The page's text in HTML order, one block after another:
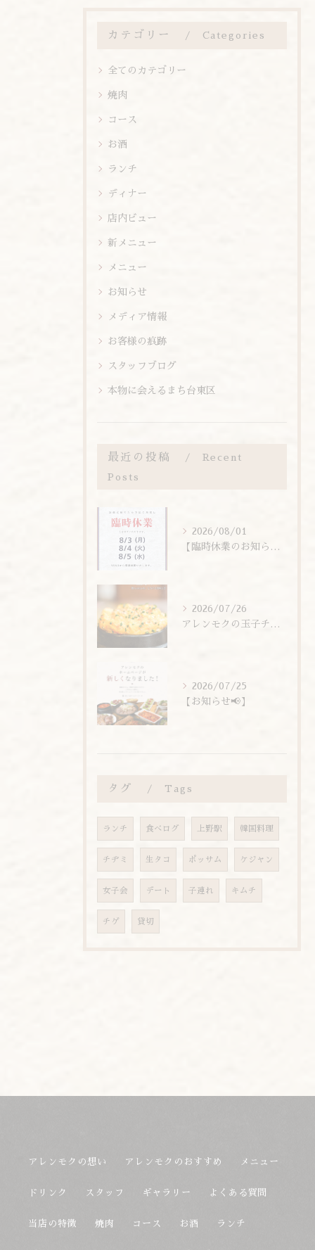
カテゴリー Categories
全てのカテゴリー
焼肉
コース
お酒
ランチ
ディナー
店内ビュー
新メニュー
メニュー
お知らせ
メディア情報
お客様の痕跡
スタッフブログ
本物に会えるまち台東区
最近の投稿 Recent
Posts
2026/08/01
2026/07/26
2026/07/25
【お知らせ📢】
タグ Tags
ランチ 食べログ 上野駅 韓国料理
チヂミ 生タコ ポッサム ケジャン
女子会 デート 子連れ キムチ
チゲ 貸切
アレンモクの想い アレンモクのおすすめ メニュー
ドリンク スタッフ ギャラリー よくある質問
当店の特徴 焼肉 コース お酒 ランチ